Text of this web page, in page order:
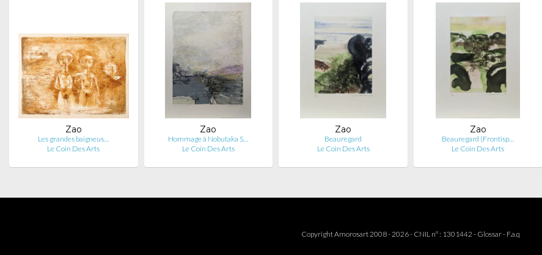
Zao
Les grandes baigneus…
Le Coin Des Arts
Zao
Hommage à Nobutaka S…
Le Coin Des Arts
Zao
Beauregard
Le Coin Des Arts
Zao
Beauregard (Frontisp…
Le Coin Des Arts
Copyright Amorosart 2008 - 2026 - CNIL n° : 1301442 - Glossar- F.a.q